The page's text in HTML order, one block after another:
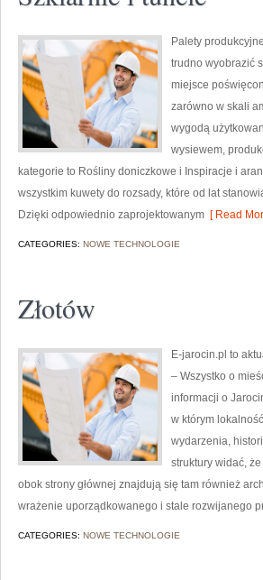
Palety
trudno wyobrazić
miejsce
zarówno w skali
wygodą
wysiewem,
kategorie to Rośliny doniczkowe i Inspiracje i
wszystkim kuwety do rozsady, które od lat
Dzięki odpowiednio zaprojektowanym [ Read
CATEGORIES: NOWE TECHNOLOGIE
Złotów
E-jarocin.pl to
– Wszystko o
informacji o
w którym
wydarzenia,
struktury widać,
obok strony głównej znajdują się tam również
wrażenie uporządkowanego i stale rozwijanego
CATEGORIES: NOWE TECHNOLOGIE